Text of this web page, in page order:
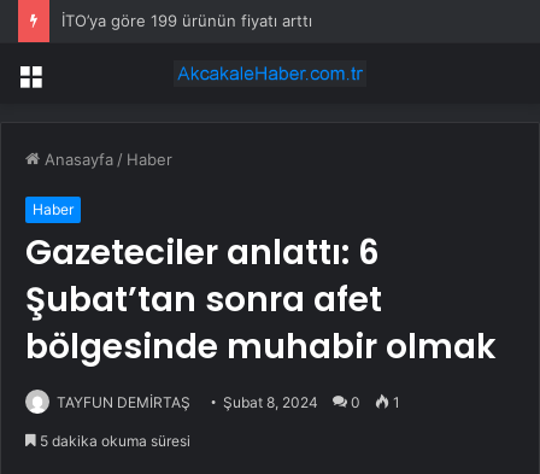
CHP’den istifa eden belediye başkanı AKP’ye mi geçiyor?
Menü
Anasayfa / Haber
Haber
Gazeteciler anlattı: 6
Şubat’tan sonra afet
bölgesinde muhabir olmak
TAYFUN DEMİRTAŞ Şubat 8, 2024 0 1
5 dakika okuma süresi